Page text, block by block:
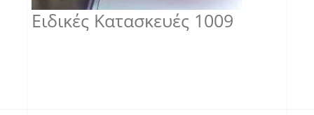
Ειδικές Κατασκευές 1009